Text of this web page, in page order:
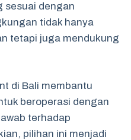
sesuai dengan
tidak hanya
tetapi juga mendukung
di Bali membantu
beroperasi dengan
terhadap
pilihan ini menjadi